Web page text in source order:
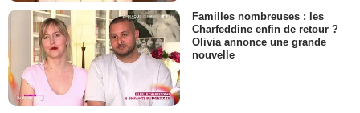
Familles nombreuses : les
Charfeddine enfin de retour ?
Olivia annonce une grande
nouvelle